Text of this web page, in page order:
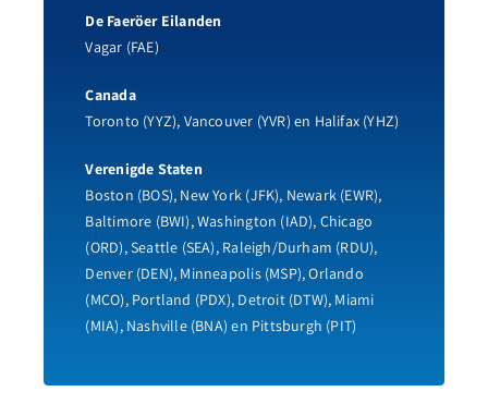
De Faeröer Eilanden
Vagar (FAE)
Canada
Toronto (YYZ), Vancouver (YVR) en Halifax (YHZ)
Verenigde Staten
Boston (BOS), New York (JFK), Newark (EWR),
Baltimore (BWI), Washington (IAD), Chicago
(ORD), Seattle (SEA), Raleigh/Durham (RDU),
Denver (DEN), Minneapolis (MSP), Orlando
(MCO), Portland (PDX), Detroit (DTW), Miami
(MIA), Nashville (BNA) en Pittsburgh (PIT)